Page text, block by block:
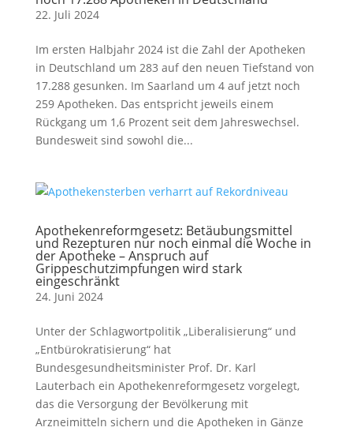
22. Juli 2024
Im ersten Halbjahr 2024 ist die Zahl der Apotheken
in Deutschland um 283 auf den neuen Tiefstand von
17.288 gesunken. Im Saarland um 4 auf jetzt noch
259 Apotheken. Das entspricht jeweils einem
Rückgang um 1,6 Prozent seit dem Jahreswechsel.
Bundesweit sind sowohl die...
Apothekenreformgesetz: Betäubungsmittel
und Rezepturen nur noch einmal die Woche in
der Apotheke – Anspruch auf
Grippeschutzimpfungen wird stark
eingeschränkt
24. Juni 2024
Unter der Schlagwortpolitik „Liberalisierung“ und
„Entbürokratisierung“ hat
Bundesgesundheitsminister Prof. Dr. Karl
Lauterbach ein Apothekenreformgesetz vorgelegt,
das die Versorgung der Bevölkerung mit
Arzneimitteln sichern und die Apotheken in Gänze